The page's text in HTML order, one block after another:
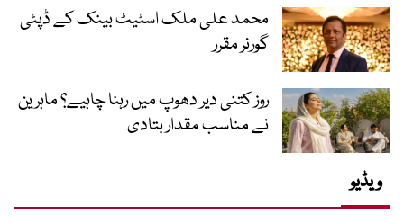
محمد علی ملک اسٹیٹ بینک کے ڈپٹی
گورنر مقرر
روز کتنی دیر دھوپ میں رہنا چاہیے؟ ماہرین
نے مناسب مقدار بتادی
ویڈیو